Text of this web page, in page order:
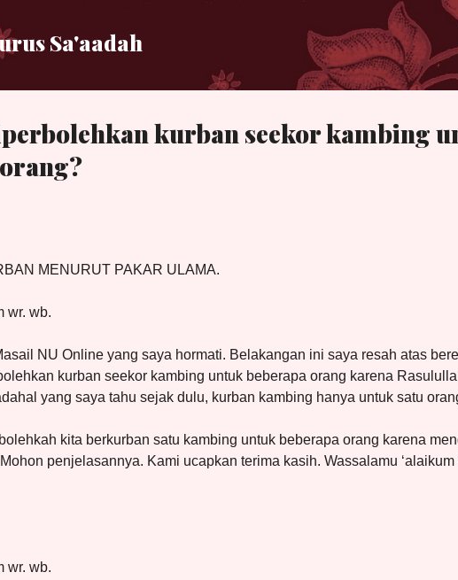
Sa'aadah
kurban seekor kambing
MENURUT PAKAR ULAMA.
wr. wb.
NU Online yang saya hormati. Belakangan ini saya resah atas
kurban seekor kambing untuk beberapa orang karena
yang saya tahu sejak dulu, kurban kambing hanya untuk satu
kita berkurban satu kambing untuk beberapa orang karena
penjelasannya. Kami ucapkan terima kasih. Wassalamu ‘alaikum
wr. wb.